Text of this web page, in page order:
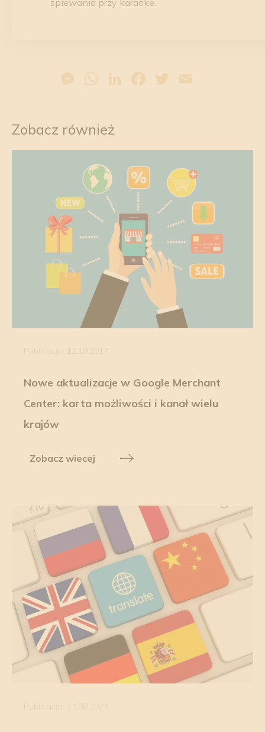
Messenger
WhatsApp
LinkedIn
Facebook
Twitter
śpiewania przy karaoke.
Zobacz również
Nowe aktualizacje w Google Merchant
Center: karta możliwości i kanał wielu
krajów
Zobacz wiecej